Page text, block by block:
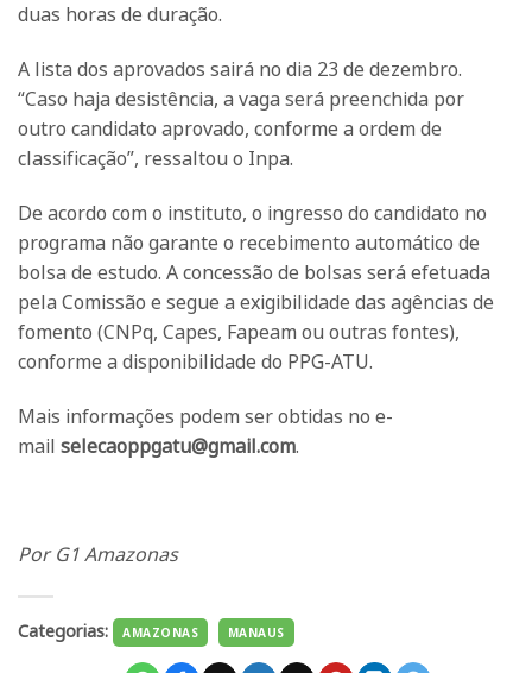
duas horas de duração.
A lista dos aprovados sairá no dia 23 de dezembro.
“Caso haja desistência, a vaga será preenchida por
outro candidato aprovado, conforme a ordem de
classificação”, ressaltou o Inpa.
De acordo com o instituto, o ingresso do candidato no
programa não garante o recebimento automático de
bolsa de estudo. A concessão de bolsas será efetuada
pela Comissão e segue a exigibilidade das agências de
fomento (CNPq, Capes, Fapeam ou outras fontes),
conforme a disponibilidade do PPG-ATU.
Mais informações podem ser obtidas no e-
mail selecaoppgatu@gmail.com.
Por G1 Amazonas
Categorias: AMAZONAS MANAUS